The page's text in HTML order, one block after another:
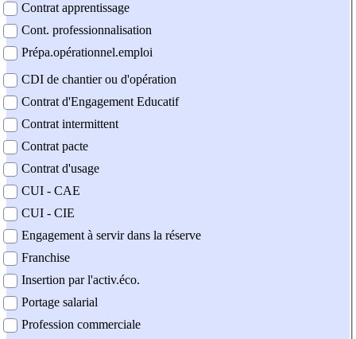
Contrat apprentissage
Cont. professionnalisation
Prépa.opérationnel.emploi
CDI de chantier ou d'opération
Contrat d'Engagement Educatif
Contrat intermittent
Contrat pacte
Contrat d'usage
CUI - CAE
CUI - CIE
Engagement à servir dans la réserve
Franchise
Insertion par l'activ.éco.
Portage salarial
Profession commerciale